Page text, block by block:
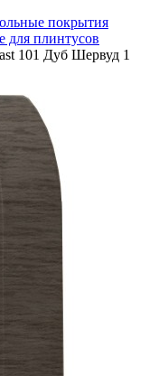
покрытия
плинтусов
101 Дуб Шервуд 1